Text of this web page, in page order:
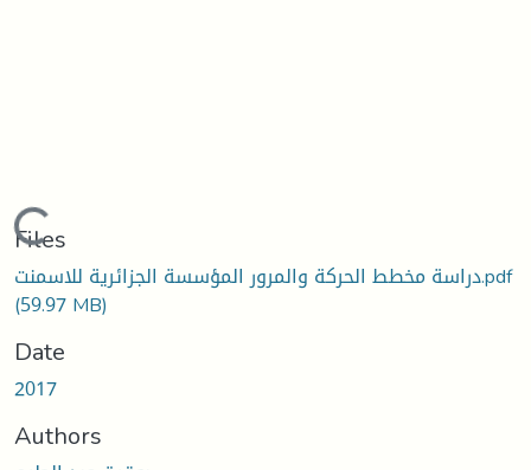
Loading...
Files
دراسة مخطط الحركة والمرور المؤسسة الجزائرية للاسمنت.pdf
(59.97 MB)
Date
2017
Authors